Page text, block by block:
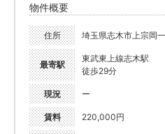
物件概要
住所 埼玉県志木市上宗岡
最寄駅
東武東上線志木駅
徒歩29分
現況 ー
賃料 220,000円